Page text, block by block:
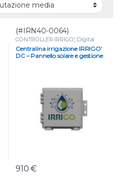
(#IRN40-0064)
CONTROLLER IRRIGO', Digital
farming, IRRIGAZIONE
PRECISIONE,PROGRAMMATORI
Centralina irrigazione IRRIGO’
DC – Pannello solare e gestione
910€